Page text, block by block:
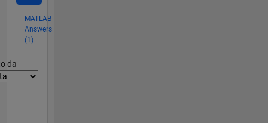
MATLAB
Answers
(1)
da